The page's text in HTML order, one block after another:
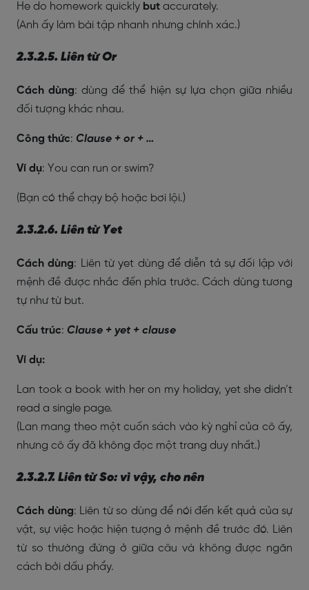
He do homework quickly but accurately.
(Anh ấy làm bài tập nhanh nhưng chính xác.)
2.3.2.5. Liên từ Or
Cách dùng: dùng để thể hiện sự lựa chọn giữa nhiều
đối tượng khác nhau.
Công thức: Clause + or + …
Ví dụ: You can run or swim?
(Bạn có thể chạy bộ hoặc bơi lội.)
2.3.2.6. Liên từ Yet
Cách dùng: Liên từ yet dùng để diễn tả sự đối lập với
mệnh đề được nhắc đến phía trước. Cách dùng tương
tự như từ but.
Cấu trúc: Clause + yet + clause
Ví dụ:
Lan took a book with her on my holiday, yet she didn’t
read a single page.
(Lan mang theo một cuốn sách vào kỳ nghỉ của cô ấy,
nhưng cô ấy đã không đọc một trang duy nhất.)
2.3.2.7. Liên từ So: vì vậy, cho nên
Cách dùng: Liên từ so dùng để nói đến kết quả của sự
vật, sự việc hoặc hiện tượng ở mệnh đề trước đó. Liên
từ so thường đứng ở giữa câu và không được ngăn
cách bởi dấu phẩy.